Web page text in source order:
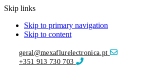
Skip links
Skip to primary navigation
Skip to content
geral@mexaflurelectronica.pt
+351 913 730 703